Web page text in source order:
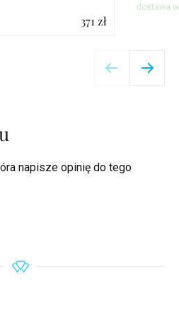
371 zł
napisze opinię do tego